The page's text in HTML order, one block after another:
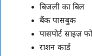
बिजली का बिल
बैंक पासबुक
पासपोर्ट साइज़
राशन कार्ड